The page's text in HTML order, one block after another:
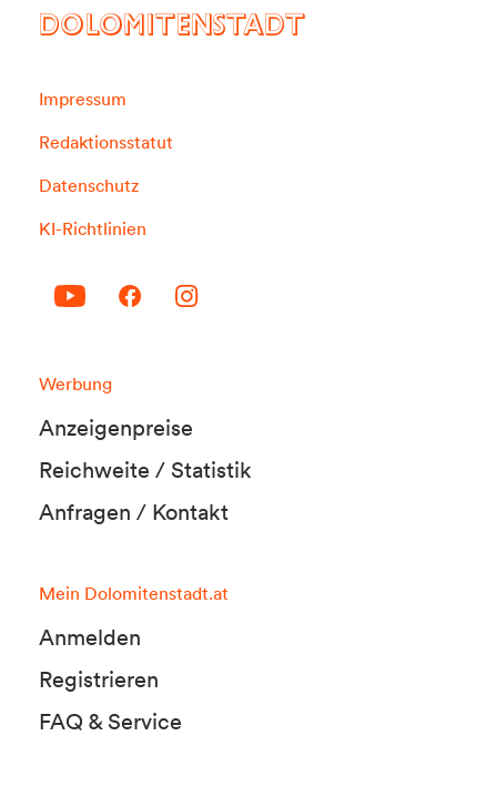
DOLOMITENSTADT
Impressum
Redaktionsstatut
Datenschutz
KI-Richtlinien
Werbung
Anzeigenpreise
Reichweite / Statistik
Anfragen / Kontakt
Mein Dolomitenstadt.at
Anmelden
Registrieren
FAQ & Service